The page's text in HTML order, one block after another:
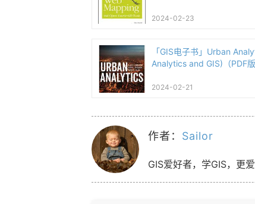
2024-02-23
「GIS电子书」Urban
Analytics and GIS)（PDF版
2024-02-21
作者： Sailor
GIS爱好者，学GIS，更爱